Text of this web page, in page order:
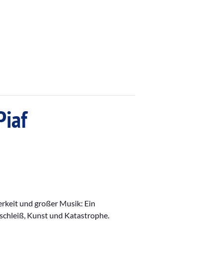
und großer Musik: Ein
Kunst und Katastrophe.